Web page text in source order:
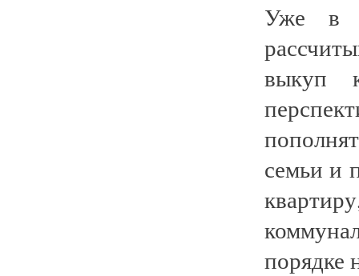
Уже в
выкуп
семьи и
порядке